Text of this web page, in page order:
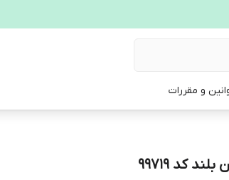
و مقررات
کد 99719